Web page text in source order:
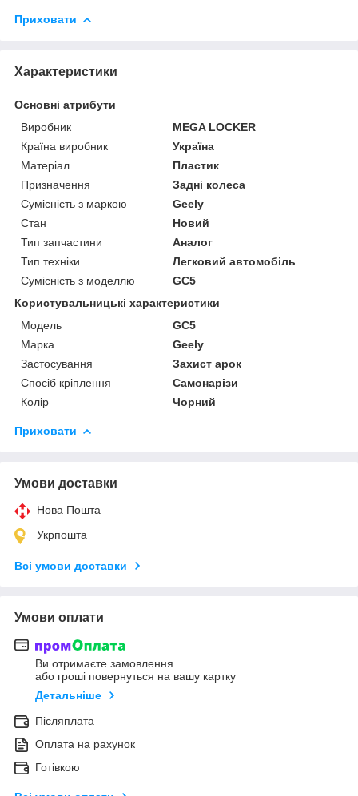
Приховати
Характеристики
Основні атрибути
Виробник
MEGA LOCKER
Країна виробник
Україна
Матеріал
Пластик
Призначення
Задні колеса
Сумісність з маркою
Geely
Стан
Новий
Тип запчастини
Аналог
Тип техніки
Легковий автомобіль
Сумісність з моделлю
GC5
Користувальницькі характеристики
Мoдель
GC5
Марка
Geely
Застосування
Захист арок
Спосіб кріплення
Самонарізи
Колір
Чорний
Приховати
Умови доставки
Нова Пошта
Укрпошта
Всі умови доставки
Умови оплати
Ви отримаєте замовлення
або гроші повернуться на вашу картку
Детальніше
Післяплата
Оплата на рахунок
Готівкою